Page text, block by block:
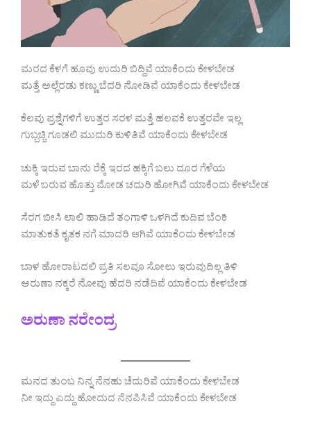
ಮರದ ಕೆಳಗೆ ಹೂವು ಉದುರಿ ಬಿದ್ದಿವೆ ಯಾಕೆಂದು ಕೇಳಬೇಡ
ಮತ್ತೆ‌ ಅಲ್ಲೆರಡು ಕಣ್ಣು ಬೆದರಿ ನೋಡಿವೆ ಯಾಕೆಂದು ಕೇಳಬೇಡ
ಕೆಲವು ಪ್ರಶ್ನೆಗಳಿಗೆ ಉತ್ತರ ಸರಳ ಮತ್ತೆ ಹಲವಕೆ ಉತ್ತರವೇ ಇಲ್ಲ
ಗುಬ್ಬಚ್ಚಿ ಗೂಡಲಿ ಮುದುರಿ ಕುಳಿತಿವೆ ಯಾಕೆಂದು ಕೇಳಬೇಡ
ಚುಕ್ಕಿ ಇರುವ ಬಾನು ರೆಕ್ಕೆ ಇರದ ಹಕ್ಕಿಗೆ ಬಲು ದೂರ ಗೆಳೆಯ
ಮಳೆ ಬರುವ ಹೊತ್ತು ಮೋಡ ಚದುರಿ ಹೋಗಿವೆ ಯಾಕೆಂದು ಕೇಳಬೇಡ
ಸೆರಗ ಬೀಸಿ ಲಾಲಿ ಹಾಡಿದೆ ತಂಗಾಳಿ ಒಳಗಿದೆ ಕುದಿವ ಬೆಂಕಿ
ಮಾತುಕತೆ ಕೃತಕ ನಗೆ ಮಾದರಿ ಆಗಿವೆ ಯಾಕೆಂದು ಕೇಳಬೇಡ
ಬಾಳ ಹೋರಾಟದಲಿ ಪ್ರತಿ ಸಲವೂ ಸೋಲು ಇರುವುದಿಲ್ಲ ತಿಳಿ
ಅರುಣಾ ನಕ್ಕರೆ ನೋವು ಹೆದರಿ ನಡೆದಿವೆ ಯಾಕೆಂದು ಕೇಳಬೇಡ
ಅರುಣಾ ನರೇಂದ್ರ
ಮನದ ತುಂಬ ನಿನ್ನ ನೆನಹು ಚೆದುರಿವೆ ಯಾಕೆಂದು ಕೇಳಬೇಡ
ನೀ ಇದ್ದು ಎದ್ದು ಹೋದುದ ನೆನಪಿಸಿವೆ ಯಾಕೆಂದು ಕೇಳಬೇಡ